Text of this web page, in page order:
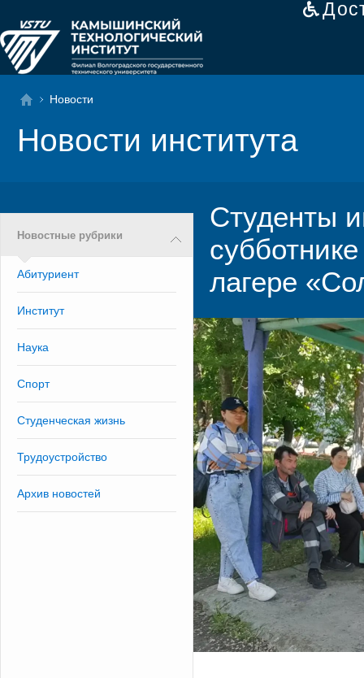
Новости
Новости института
Новостные рубрики
Абитуриент
Институт
Наука
Спорт
Студенческая жизнь
Трудоустройство
Архив новостей
Студенты
лагере